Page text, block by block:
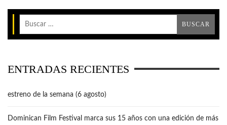
ENTRADAS RECIENTES
estreno de la semana (6 agosto)
Dominican Film Festival marca sus 15 años con una edición de más